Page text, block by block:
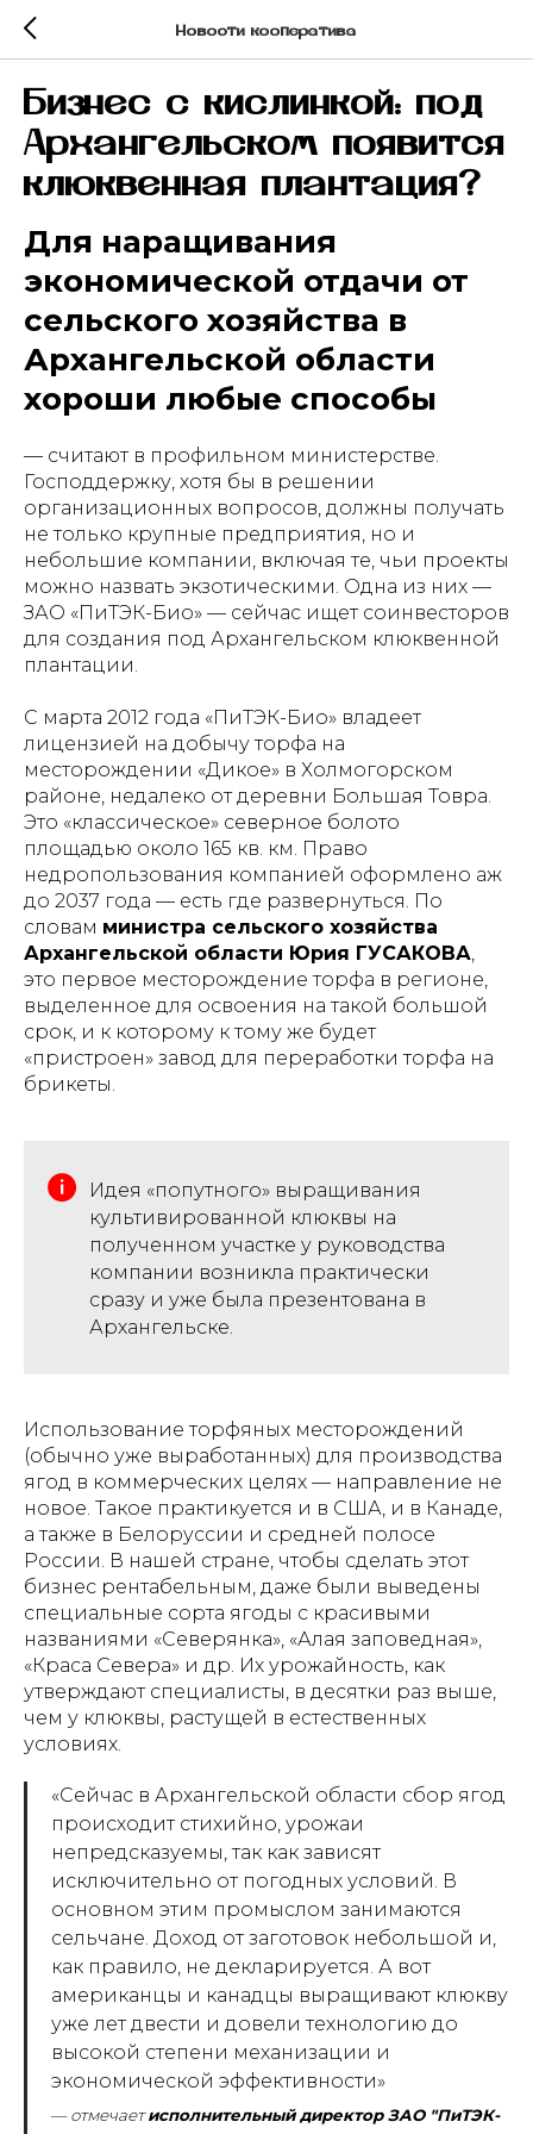
Новости кооператива
Бизнес с кислинкой: под
Архангельском появится
клюквенная плантация?
Для наращивания
экономической отдачи от
сельского хозяйства в
Архангельской области
хороши любые способы
— считают в профильном министерстве.
Господдержку, хотя бы в решении
организационных вопросов, должны получать
не только крупные предприятия, но и
небольшие компании, включая те, чьи проекты
можно назвать экзотическими. Одна из них —
ЗАО «ПиТЭК-Био» — сейчас ищет соинвесторов
для создания под Архангельском клюквенной
плантации.
С марта 2012 года «ПиТЭК-Био» владеет
лицензией на добычу торфа на
месторождении «Дикое» в Холмогорском
районе, недалеко от деревни Большая Товра.
Это «классическое» северное болото
площадью около 165 кв. км. Право
недропользования компанией оформлено аж
до 2037 года — есть где развернуться. По
словам министра сельского хозяйства
Архангельской области Юрия ГУСАКОВА,
это первое месторождение торфа в регионе,
выделенное для освоения на такой большой
срок, и к которому к тому же будет
«пристроен» завод для переработки торфа на
брикеты.
Идея «попутного» выращивания
культивированной клюквы на
полученном участке у руководства
компании возникла практически
сразу и уже была презентована в
Архангельске.
Использование торфяных месторождений
(обычно уже выработанных) для производства
ягод в коммерческих целях — направление не
новое. Такое практикуется и в США, и в Канаде,
а также в Белоруссии и средней полосе
России. В нашей стране, чтобы сделать этот
бизнес рентабельным, даже были выведены
специальные сорта ягоды с красивыми
названиями «Северянка», «Алая заповедная»,
«Краса Севера» и др. Их урожайность, как
утверждают специалисты, в десятки раз выше,
чем у клюквы, растущей в естественных
условиях.
«Сейчас в Архангельской области сбор ягод
происходит стихийно, урожаи
непредсказуемы, так как зависят
исключительно от погодных условий. В
основном этим промыслом занимаются
сельчане. Доход от заготовок небольшой и,
как правило, не декларируется. А вот
американцы и канадцы выращивают клюкву
уже лет двести и довели технологию до
высокой степени механизации и
экономической эффективности»
—отмечаетисполнительный директор ЗАО "ПиТЭК-